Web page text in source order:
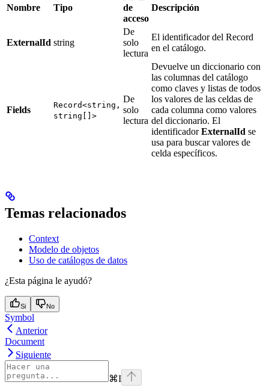
Nombre Tipo
de
acceso
Descripción
ExternalId string
De
solo
lectura
El identificador del Record
en el catálogo.
Fields
Record<string,
string[]>
De
solo
lectura
Devuelve un diccionario con
las columnas del catálogo
como claves y listas de todos
los valores de las celdas de
cada columna como valores
del diccionario. El
identificadorExternalId se
usa para buscar valores de
celda específicos.
Temas relacionados
Context
Modelo de objetos
Uso de catálogos de datos
¿Esta página le ayudó?
Si No
Symbol
Anterior
Document
Siguiente
⌘I